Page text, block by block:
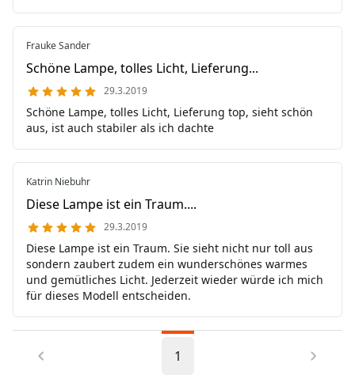
Frauke Sander
Schöne Lampe, tolles Licht, Lieferung...
29.3.2019
Schöne Lampe, tolles Licht, Lieferung top, sieht schön
aus, ist auch stabiler als ich dachte
Katrin Niebuhr
Diese Lampe ist ein Traum....
29.3.2019
Diese Lampe ist ein Traum. Sie sieht nicht nur toll aus
sondern zaubert zudem ein wunderschönes warmes
und gemütliches Licht. Jederzeit wieder würde ich mich
für dieses Modell entscheiden.
1